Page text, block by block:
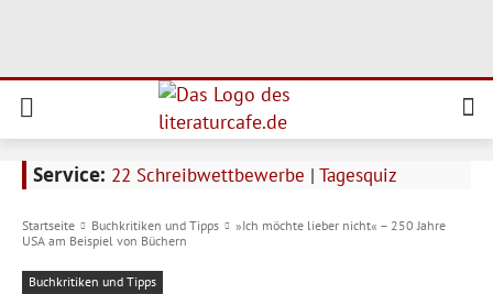
Service: 22 Schreibwettbewerbe | Tagesquiz
Startseite Buchkritiken und Tipps
»Ich möchte lieber nicht« – 250 Jahre
USA am Beispiel von Büchern
Buchkritiken und Tipps